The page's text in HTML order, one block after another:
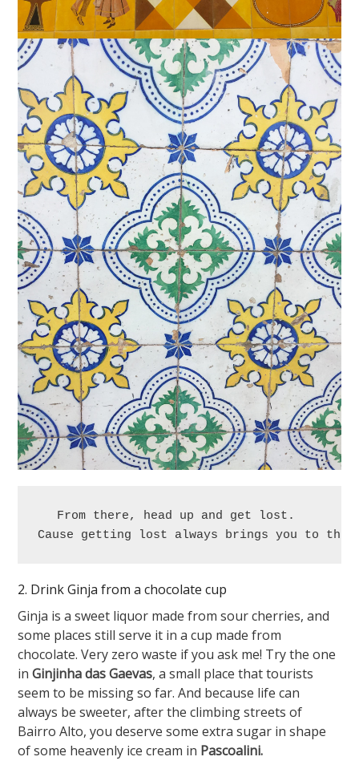
From there, head up and get lost.
Cause getting lost always brings you to the
2. Drink Ginja from a chocolate cup
Ginja is a sweet liquor made from sour cherries, and
some places still serve it in a cup made from
chocolate. Very zero waste if you ask me! Try the one
inGinjinha das Gaevas, a small place that tourists
seem to be missing so far. And because life can
always be sweeter, after the climbing streets of
Bairro Alto, you deserve some extra sugar in shape
of some heavenly ice cream in Pascoalini.